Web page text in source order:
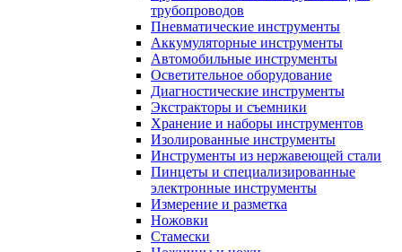
трубопроводов
Пневматические инструменты
Аккумуляторные инструменты
Автомобильные инструменты
Осветительное оборудование
Диагностические инструменты
Экстракторы и съемники
Хранение и наборы инструментов
Изолированные инструменты
Инструменты из нержавеющей стали
Пинцеты и специализированные
электронные инструменты
Измерение и разметка
Ножовки
Стамески